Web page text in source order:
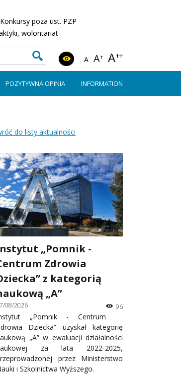
Konkursy poza ust. PZP
wolontariat
A A+ A++
POZYTYWNA OPINIA INFORMATION
do listy aktualności
„Pomnik -
Zdrowia
z kategorią
„A”
08/2026 96
„Pomnik - Centrum
Dziecka” uzyskał kategorię
„A” w ewaluacji działalności
za lata 2022-2025,
przez Ministerstwo
i Szkolnictwa Wyższego.